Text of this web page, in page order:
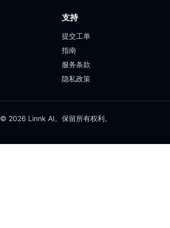
支持
提交工单
指南
服务条款
隐私政策
© 2026 Linnk AI。保留所有权利。